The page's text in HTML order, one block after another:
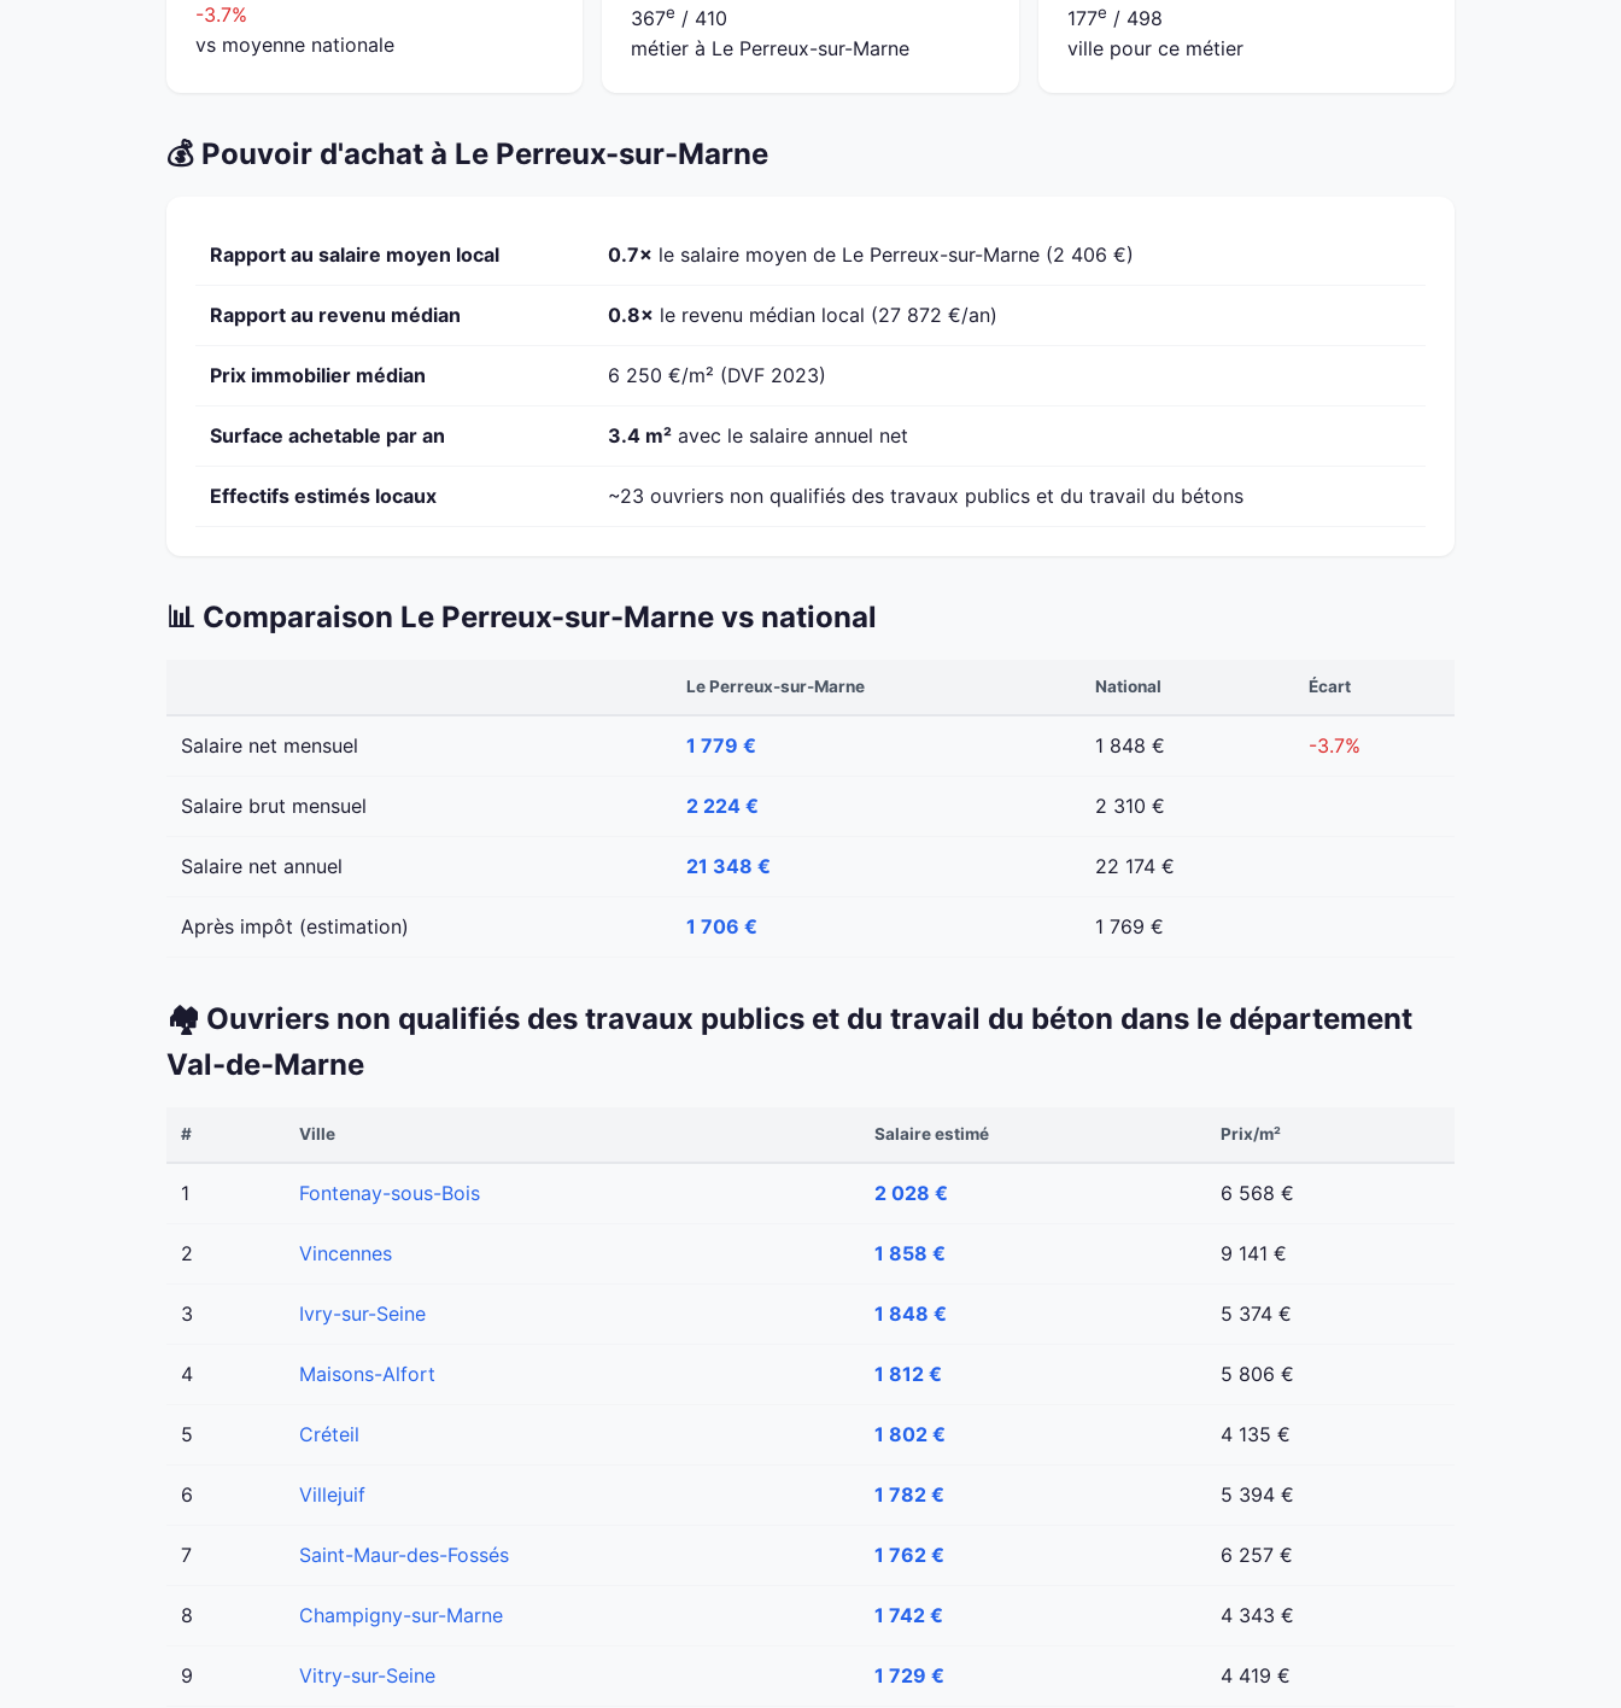
-3.7%
vs moyenne nationale
367e / 410
métier à Le Perreux-sur-Marne
177e / 498
ville pour ce métier
💰 Pouvoir d'achat à Le Perreux-sur-Marne
Rapport au salaire moyen local 0.7× le salaire moyen de Le Perreux-sur-Marne (2 406 €)
Rapport au revenu médian 0.8× le revenu médian local (27 872 €/an)
Prix immobilier médian 6 250 €/m² (DVF 2023)
Surface achetable par an 3.4 m² avec le salaire annuel net
Effectifs estimés locaux ~23 ouvriers non qualifiés des travaux publics et du travail du bétons
📊 Comparaison Le Perreux-sur-Marne vs national
Le Perreux-sur-Marne National Écart
Salaire net mensuel 1 779 € 1 848 € -3.7%
Salaire brut mensuel 2 224 € 2 310 €
Salaire net annuel 21 348 € 22 174 €
Après impôt (estimation) 1 706 € 1 769 €
🏘️ Ouvriers non qualifiés des travaux publics et du travail du béton dans le département
Val-de-Marne
# Ville Salaire estimé Prix/m²
1 Fontenay-sous-Bois 2 028 € 6 568 €
2 Vincennes 1 858 € 9 141 €
3 Ivry-sur-Seine 1 848 € 5 374 €
4 Maisons-Alfort 1 812 € 5 806 €
5 Créteil 1 802 € 4 135 €
6 Villejuif 1 782 € 5 394 €
7 Saint-Maur-des-Fossés 1 762 € 6 257 €
8 Champigny-sur-Marne 1 742 € 4 343 €
9 Vitry-sur-Seine 1 729 € 4 419 €